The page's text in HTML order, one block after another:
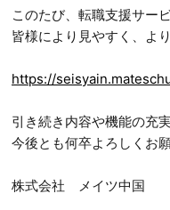
このたび、転職支援サー
皆様により見やすく、よ
https://
引き続き内容や機能の充
今後とも何卒よろしくお
株式会社 メイツ中国